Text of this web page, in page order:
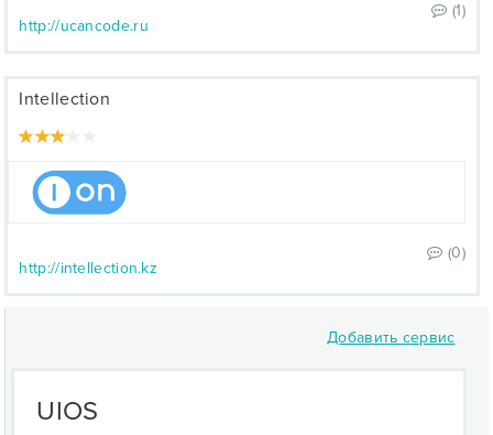
(1)
http://ucancode.ru
Intellection
(0)
http://intellection.kz
Добавить сервис
UIOS